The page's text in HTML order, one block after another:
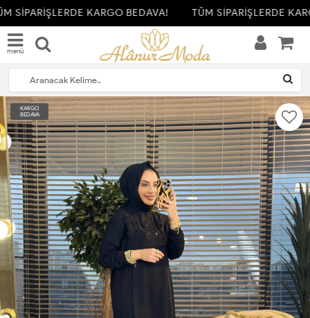
SİPARİŞLERDE KARGO BEDAVA! TÜM SİPARİŞLERDE
menü
KARGO
BEDAVA